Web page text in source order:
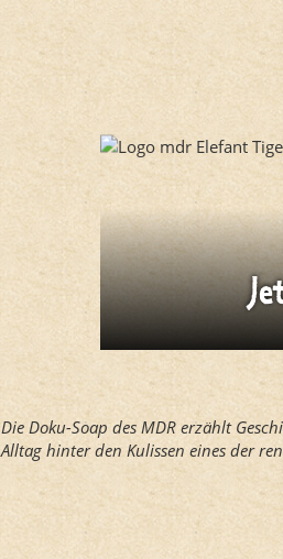
Die Doku-Soap des MDR erzählt
Alltag hinter den Kulissen eines der